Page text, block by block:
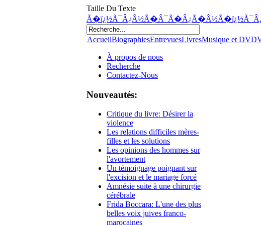
Taille Du Texte
AccueilBiographiesEntrevuesLivresMusique et DVD
À propos de nous
Recherche
Contactez-Nous
Nouveautés:
Critique du livre: Désirer la
violence
Les relations difficiles mères-
filles et les solutions
Les opinions des hommes sur
l'avortement
Un témoignage poignant sur
l'excision et le mariage forcé
Amnésie suite à une chirurgie
cérébrale
Frida Boccara: L'une des plus
belles voix juives franco-
marocaines